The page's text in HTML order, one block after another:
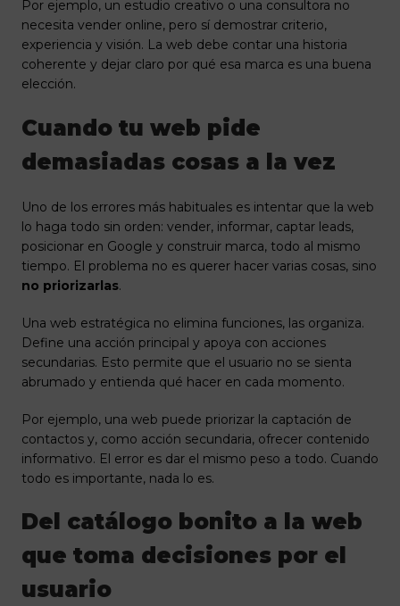
Por ejemplo, un estudio creativo o una consultora no
necesita vender online, pero sí demostrar criterio,
experiencia y visión. La web debe contar una historia
coherente y dejar claro por qué esa marca es una buena
elección.
Cuando tu web pide
demasiadas cosas a la vez
Uno de los errores más habituales es intentar que la web
lo haga todo sin orden: vender, informar, captar leads,
posicionar en Google y construir marca, todo al mismo
tiempo. El problema no es querer hacer varias cosas, sino
no priorizarlas.
Una web estratégica no elimina funciones, las organiza.
Define una acción principal y apoya con acciones
secundarias. Esto permite que el usuario no se sienta
abrumado y entienda qué hacer en cada momento.
Por ejemplo, una web puede priorizar la captación de
contactos y, como acción secundaria, ofrecer contenido
informativo. El error es dar el mismo peso a todo. Cuando
todo es importante, nada lo es.
Del catálogo bonito a la web
que toma decisiones por el
usuario